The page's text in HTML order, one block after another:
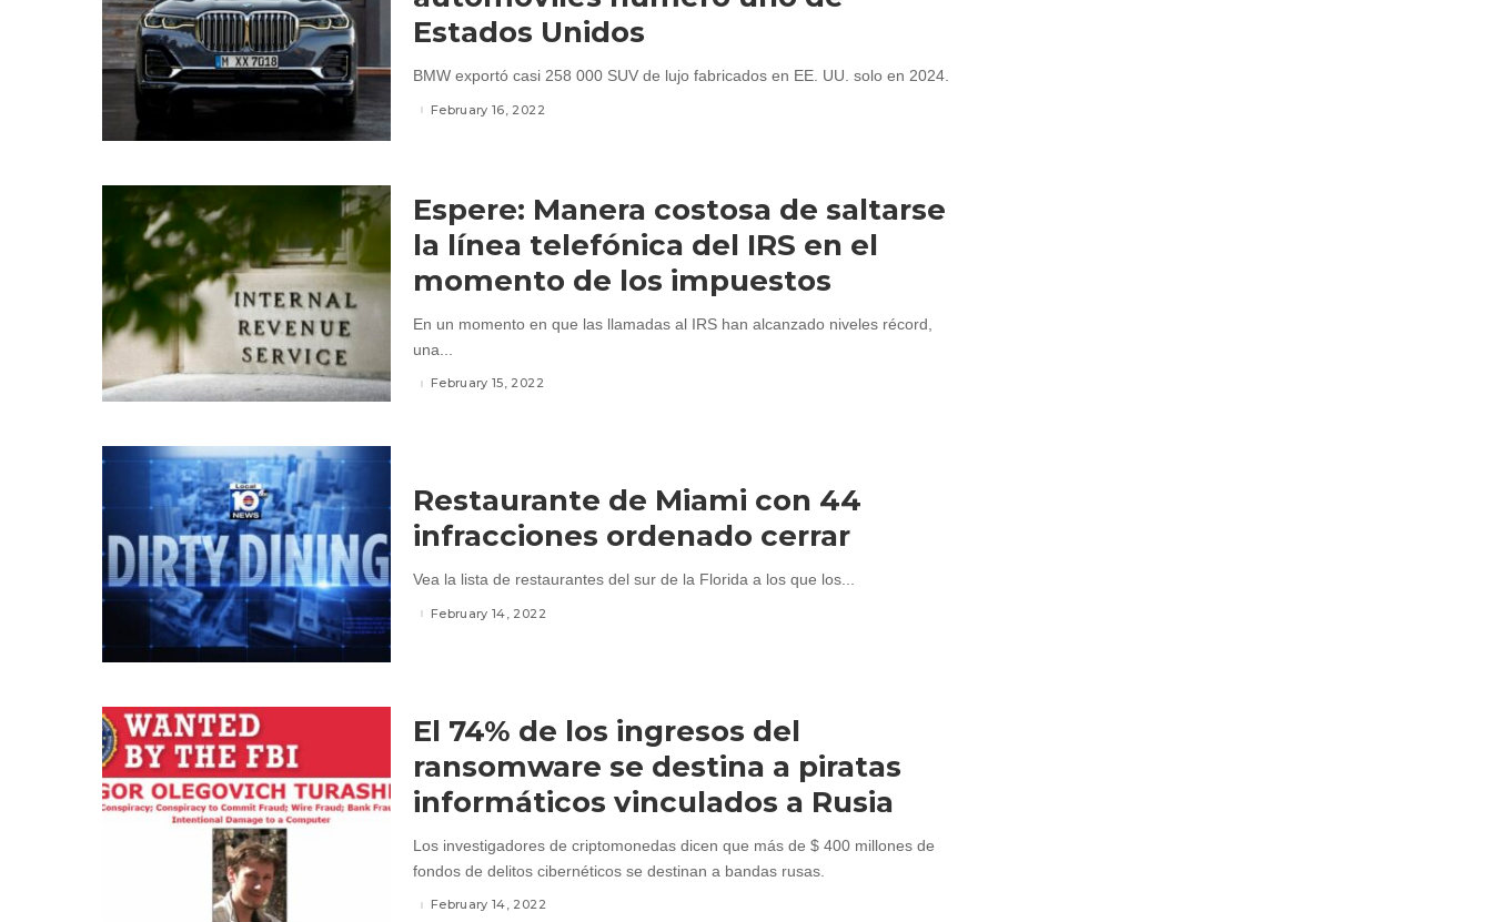
Estados Unidos
BMW exportó casi 258 000 SUV de lujo fabricados en EE. UU. solo en 2024.
February 16, 2022
Espere: Manera costosa de saltarse
la línea telefónica del IRS en el
momento de los impuestos
En un momento en que las llamadas al IRS han alcanzado niveles récord,
una...
February 15, 2022
Restaurante de Miami con 44
infracciones ordenado cerrar
Vea la lista de restaurantes del sur de la Florida a los que los...
February 14, 2022
El 74% de los ingresos del
ransomware se destina a piratas
informáticos vinculados a Rusia
Los investigadores de criptomonedas dicen que más de $ 400 millones de
fondos de delitos cibernéticos se destinan a bandas rusas.
February 14, 2022